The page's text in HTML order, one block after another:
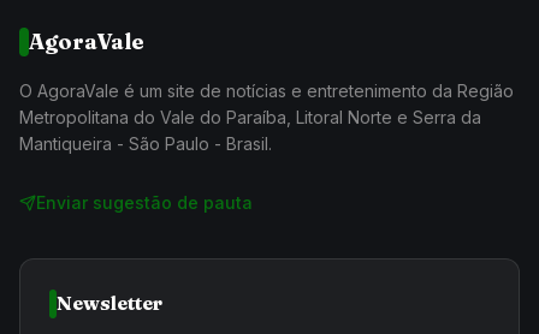
AgoraVale
O AgoraVale é um site de notícias e entretenimento da Região
Metropolitana do Vale do Paraíba, Litoral Norte e Serra da
Mantiqueira - São Paulo - Brasil.
Enviar sugestão de pauta
Newsletter